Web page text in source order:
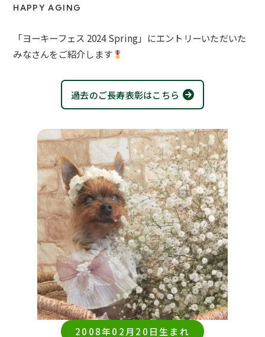
HAPPY AGING
「ヨーキーフェス 2024 Spring」にエントリーいただいた
みなさんをご紹介します
過去のご長寿表彰はこちら
2008年02月20日生まれ